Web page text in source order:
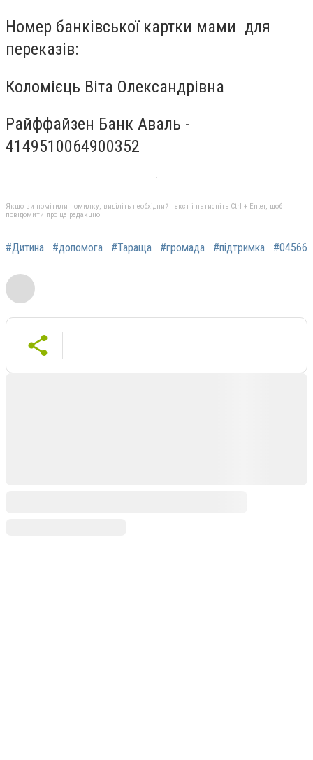
Номер банківської картки мами для
переказів:
Коломієць Віта Олександрівна
Райффайзен Банк Аваль -
4149510064900352
Якщо ви помітили помилку, виділіть необхідний текст і натисніть Ctrl + Enter, щоб
повідомити про це редакцію
#Дитина #допомога #Тараща #громада #підтримка #04566